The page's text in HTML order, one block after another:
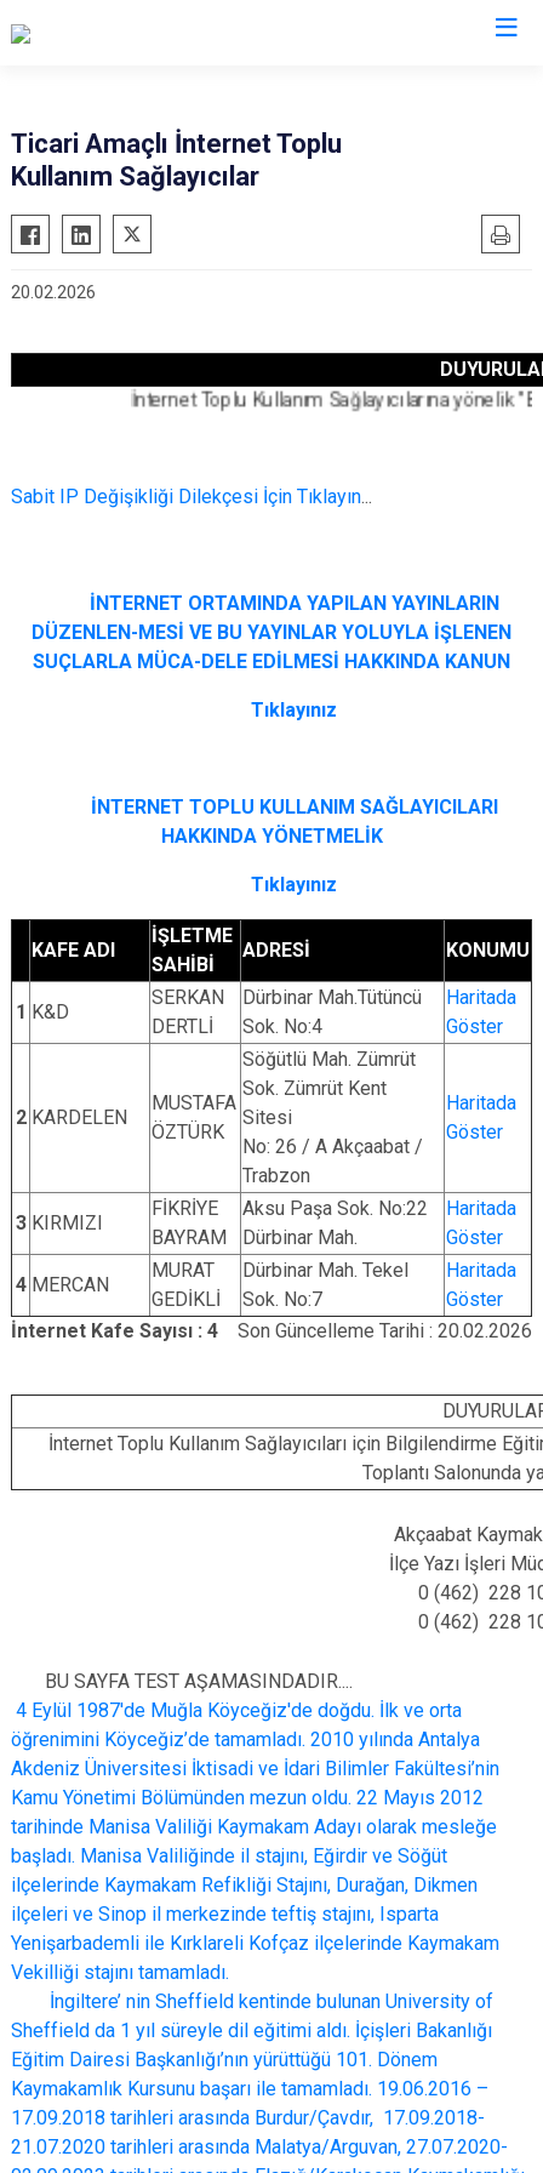
Akçaabat
Araklı
Beşikdüzü
Hayrat
Vakfıkebir
Ortahisar
Ticari Amaçlı İnternet Toplu
Kullanım Sağlayıcılar
20.02.2026
İnternet Toplu Kullanım Sağlayıcılarına yönelik
Sabit IP Değişikliği Dilekçesi İçin Tıklayın...
İNTERNET ORTAMINDA YAPILAN YAYINLARIN
DÜZENLEN-MESİ VE BU YAYINLAR YOLUYLA İŞLENEN
SUÇLARLA MÜCA-DELE EDİLMESİ HAKKINDA KANUN
Tıklayınız
İNTERNET TOPLU KULLANIM SAĞLAYICILARI
HAKKINDA YÖNETMELİK
Tıklayınız
KAFE ADI
İŞLETME
SAHİBİ
ADRESİ KONUMU
1 K&D
SERKAN
DERTLİ
Dürbinar Mah.Tütüncü
Sok. No:4
Haritada
Göster
2 KARDELEN
MUSTAFA
ÖZTÜRK
Söğütlü Mah. Zümrüt
Sok. Zümrüt Kent
Sitesi
No: 26 / A Akçaabat /
Trabzon
Haritada
Göster
3 KIRMIZI
FİKRİYE
BAYRAM
Aksu Paşa Sok. No:22
Dürbinar Mah.
Haritada
Göster
4 MERCAN
MURAT
GEDİKLİ
Dürbinar Mah. Tekel
Sok. No:7
Haritada
Göster
İnternet Kafe Sayısı : 4 Son Güncelleme Tarihi : 20.02.2026
İnternet Toplu Kullanım Sağlayıcıları için Bilgilendirme
Toplantı Salonunda
Akçaabat
İlçe Yazı İşleri
0 (462) 228
0 (462) 228
BU SAYFA TEST AŞAMASINDADIR....
4 Eylül 1987'de Muğla Köyceğiz'de doğdu. İlk ve orta
öğrenimini Köyceğiz’de tamamladı. 2010 yılında Antalya
Akdeniz Üniversitesi İktisadi ve İdari Bilimler Fakültesi’nin
Kamu Yönetimi Bölümünden mezun oldu. 22 Mayıs 2012
tarihinde Manisa Valiliği Kaymakam Adayı olarak mesleğe
başladı. Manisa Valiliğinde il stajını, Eğirdir ve Söğüt
ilçelerinde Kaymakam Refikliği Stajını, Durağan, Dikmen
ilçeleri ve Sinop il merkezinde teftiş stajını, Isparta
Yenişarbademli ile Kırklareli Kofçaz ilçelerinde Kaymakam
Vekilliği stajını tamamladı.
İngiltere’ nin Sheffield kentinde bulunan University of
Sheffield da 1 yıl süreyle dil eğitimi aldı. İçişleri Bakanlığı
Eğitim Dairesi Başkanlığı’nın yürüttüğü 101. Dönem
Kaymakamlık Kursunu başarı ile tamamladı. 19.06.2016 –
17.09.2018 tarihleri arasında Burdur/Çavdır, 17.09.2018-
21.07.2020 tarihleri arasında Malatya/Arguvan, 27.07.2020-